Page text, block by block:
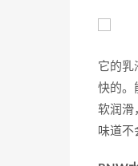
它的乳
快的。
软润滑
味道不